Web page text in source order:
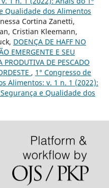
Qualidade dos Alimentos
Cortina Zanetti,
Cristian Kleemann,
DOENÇA DE HAFF NO
EMERGENTE E SEU
DE PESCADO
, 1° Congresso de
Alimentos: v. 1 n. 1 (2022):
e Qualidade dos